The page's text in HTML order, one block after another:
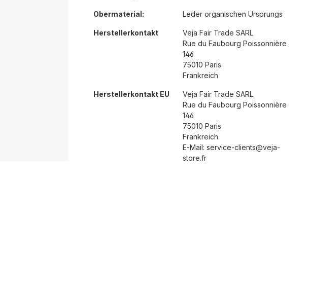
Obermaterial: Leder organischen Ursprungs
Herstellerkontakt
Veja Fair Trade SARL
Rue du Faubourg Poissonnière
146
75010 Paris
Frankreich
Herstellerkontakt EU
Veja Fair Trade SARL
Rue du Faubourg Poissonnière
146
75010 Paris
Frankreich
E-Mail: service-clients@veja-
store.fr